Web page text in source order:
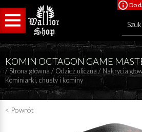
Do
KOMIN OCTAGON GAME
/ Strona główna / Odzież uliczna / Nakrycia
Kominiarki, chusty i kominy
< Powrót